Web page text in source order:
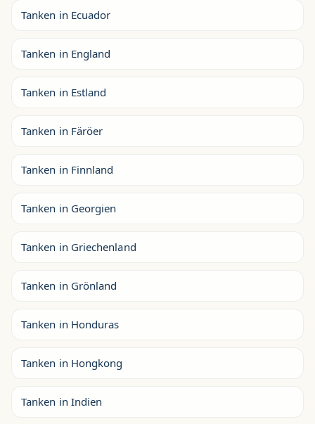
Tanken in Ecuador
Tanken in England
Tanken in Estland
Tanken in Färöer
Tanken in Finnland
Tanken in Georgien
Tanken in Griechenland
Tanken in Grönland
Tanken in Honduras
Tanken in Hongkong
Tanken in Indien